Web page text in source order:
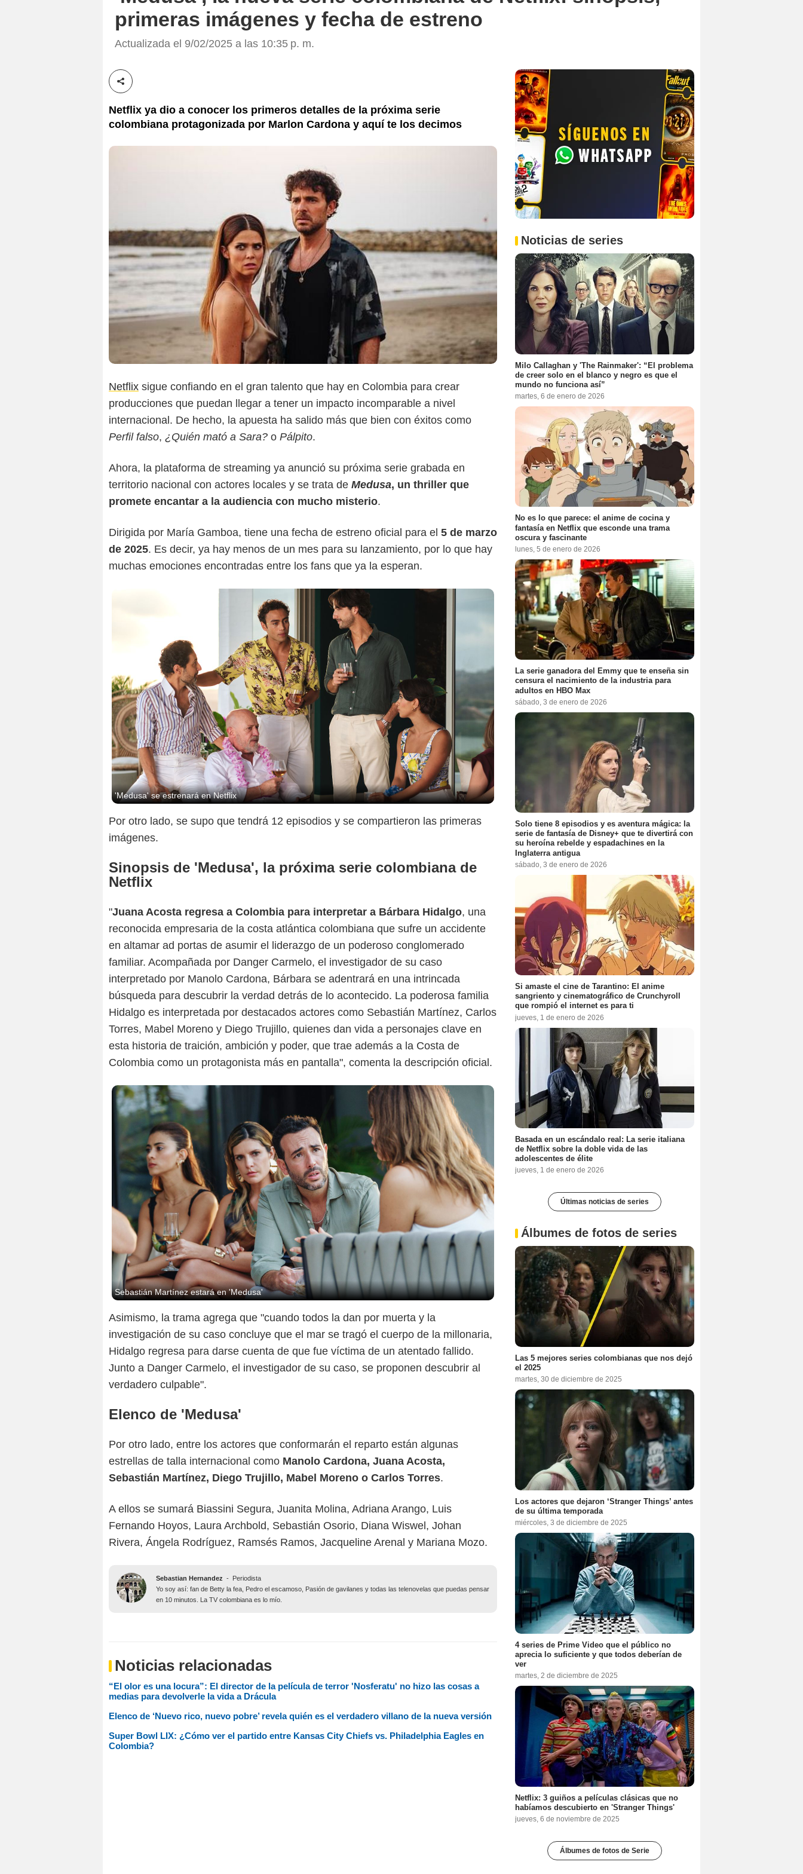
primeras imágenes y fecha de estreno
Actualizada el 9/02/2025 a las 10:35 p. m.
Compartir esta noticia
Netflix ya dio a conocer los primeros detalles de la próxima serie
colombiana protagonizada por Marlon Cardona y aquí te los decimos
Netflix sigue confiando en el gran talento que hay en Colombia para crear
producciones que puedan llegar a tener un impacto incomparable a nivel
internacional. De hecho, la apuesta ha salido más que bien con éxitos como
Perfil falso, ¿Quién mató a Sara? o Pálpito.
Ahora, la plataforma de streaming ya anunció su próxima serie grabada en
territorio nacional con actores locales y se trata de Medusa, un thriller que
promete encantar a la audiencia con mucho misterio.
Dirigida por María Gamboa, tiene una fecha de estreno oficial para el 5 de marzo
de 2025. Es decir, ya hay menos de un mes para su lanzamiento, por lo que hay
muchas emociones encontradas entre los fans que ya la esperan.
'Medusa' se estrenará en Netflix
Por otro lado, se supo que tendrá 12 episodios y se compartieron las primeras
imágenes.
Sinopsis de 'Medusa', la próxima serie colombiana de
Netflix
"Juana Acosta regresa a Colombia para interpretar a Bárbara Hidalgo, una
reconocida empresaria de la costa atlántica colombiana que sufre un accidente
en altamar ad portas de asumir el liderazgo de un poderoso conglomerado
familiar. Acompañada por Danger Carmelo, el investigador de su caso
interpretado por Manolo Cardona, Bárbara se adentrará en una intrincada
búsqueda para descubrir la verdad detrás de lo acontecido. La poderosa familia
Hidalgo es interpretada por destacados actores como Sebastián Martínez, Carlos
Torres, Mabel Moreno y Diego Trujillo, quienes dan vida a personajes clave en
esta historia de traición, ambición y poder, que trae además a la Costa de
Colombia como un protagonista más en pantalla", comenta la descripción oficial.
Sebastián Martínez estará en 'Medusa'
Asimismo, la trama agrega que "cuando todos la dan por muerta y la
investigación de su caso concluye que el mar se tragó el cuerpo de la millonaria,
Hidalgo regresa para darse cuenta de que fue víctima de un atentado fallido.
Junto a Danger Carmelo, el investigador de su caso, se proponen descubrir al
verdadero culpable".
Elenco de 'Medusa'
Por otro lado, entre los actores que conformarán el reparto están algunas
estrellas de talla internacional como Manolo Cardona, Juana Acosta,
Sebastián Martínez, Diego Trujillo, Mabel Moreno o Carlos Torres.
A ellos se sumará Biassini Segura, Juanita Molina, Adriana Arango, Luis
Fernando Hoyos, Laura Archbold, Sebastián Osorio, Diana Wiswel, Johan
Rivera, Ángela Rodríguez, Ramsés Ramos, Jacqueline Arenal y Mariana Mozo.
Sebastian Hernandez -
Periodista
Yo soy así: fan de Betty la fea, Pedro el escamoso, Pasión de gavilanes y todas las telenovelas que puedas pensar
en 10 minutos. La TV colombiana es lo mío.
Noticias relacionadas
“El olor es una locura”: El director de la película de terror 'Nosferatu' no hizo las cosas a
medias para devolverle la vida a Drácula
Elenco de ‘Nuevo rico, nuevo pobre’ revela quién es el verdadero villano de la nueva versión
Super Bowl LIX: ¿Cómo ver el partido entre Kansas City Chiefs vs. Philadelphia Eagles en
Colombia?
Noticias de series
Milo Callaghan y 'The Rainmaker': “El problema
de creer solo en el blanco y negro es que el
mundo no funciona así”
martes, 6 de enero de 2026
No es lo que parece: el anime de cocina y
fantasía en Netflix que esconde una trama
oscura y fascinante
lunes, 5 de enero de 2026
La serie ganadora del Emmy que te enseña sin
censura el nacimiento de la industria para
adultos en HBO Max
sábado, 3 de enero de 2026
Solo tiene 8 episodios y es aventura mágica: la
serie de fantasía de Disney+ que te divertirá con
su heroína rebelde y espadachines en la
Inglaterra antigua
sábado, 3 de enero de 2026
Si amaste el cine de Tarantino: El anime
sangriento y cinematográfico de Crunchyroll
que rompió el internet es para ti
jueves, 1 de enero de 2026
Basada en un escándalo real: La serie italiana
de Netflix sobre la doble vida de las
adolescentes de élite
jueves, 1 de enero de 2026
Últimas noticias de series
Álbumes de fotos de series
Las 5 mejores series colombianas que nos dejó
el 2025
martes, 30 de diciembre de 2025
Los actores que dejaron ‘Stranger Things’ antes
de su última temporada
miércoles, 3 de diciembre de 2025
4 series de Prime Video que el público no
aprecia lo suficiente y que todos deberían de
ver
martes, 2 de diciembre de 2025
Netflix: 3 guiños a películas clásicas que no
habíamos descubierto en 'Stranger Things'
jueves, 6 de noviembre de 2025
Álbumes de fotos de Serie